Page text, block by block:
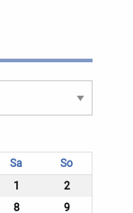
Sa
So
1
2
8
9